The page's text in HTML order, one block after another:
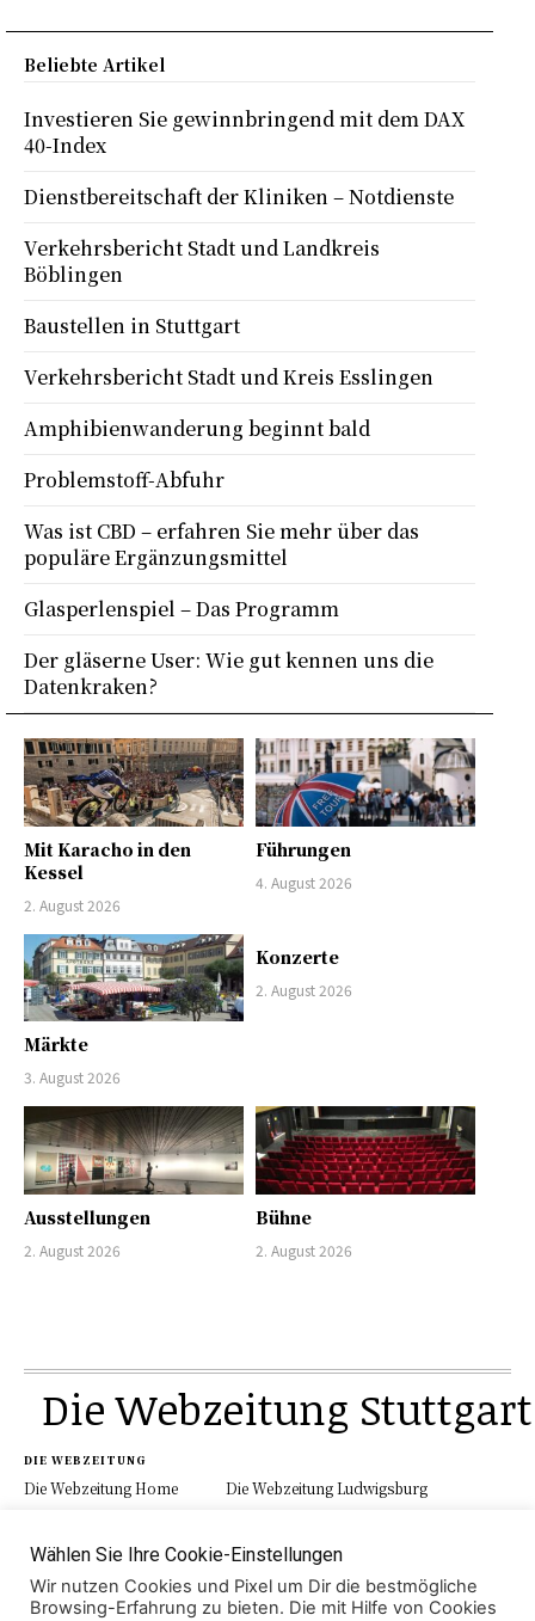
Mit Karacho in den
Kessel
2. August 2026
Führungen
4. August 2026
Märkte
3. August 2026
Konzerte
2. August 2026
Ausstellungen
2. August 2026
Bühne
2. August 2026
Beliebte Artikel
Investieren Sie gewinnbringend mit dem DAX
40-Index
Dienstbereitschaft der Kliniken – Notdienste
Verkehrsbericht Stadt und Landkreis
Böblingen
Baustellen in Stuttgart
Verkehrsbericht Stadt und Kreis Esslingen
Amphibienwanderung beginnt bald
Problemstoff-Abfuhr
Was ist CBD – erfahren Sie mehr über das
populäre Ergänzungsmittel
Glasperlenspiel – Das Programm
Der gläserne User: Wie gut kennen uns die
Datenkraken?
Die Webzeitung Stuttgart
DIE WEBZEITUNG
Die Webzeitung Home
Die Webzeitung Ludwigsburg
Impressum
Datenschutz
Wählen Sie Ihre Cookie-Einstellungen
Wir nutzen Cookies und Pixel um Dir die bestmögliche
Browsing-Erfahrung zu bieten. Die mit Hilfe von Cookies